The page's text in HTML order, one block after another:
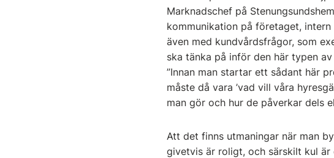
Marknadschef på
kommunikation på företaget,
även med kundvårdsfrågor, som
ska tänka på inför den här typen
”Innan man startar ett sådant här
måste då vara ’vad vill våra
man gör och hur de påverkar dels
Att det finns utmaningar när man
givetvis är roligt, och särskilt kul